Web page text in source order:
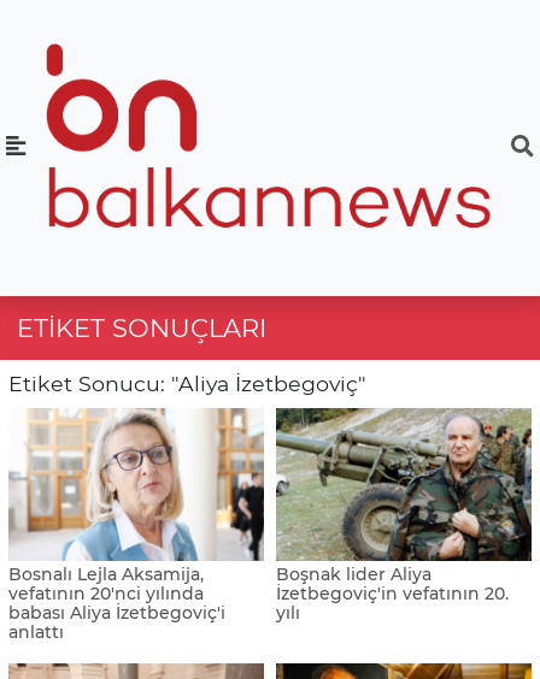
ETIKET SONUÇLARI
Etiket Sonucu: "Aliya İzetbegoviç"
Bosnalı Lejla Aksamija,
vefatının 20'nci yılında
babası Aliya İzetbegoviç'i
anlattı
Boşnak lider Aliya
İzetbegoviç'in vefatının 20.
yılı